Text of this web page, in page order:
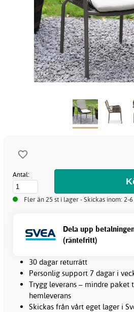
Antal:
Fler än 25 st i lager - Skickas inom: 2-
Dela upp
(räntefritt)
30 dagar returrätt
Personlig support 7 dagar i
Trygg leverans – mindre
hemleverans
Skickas från vårt eget lager i